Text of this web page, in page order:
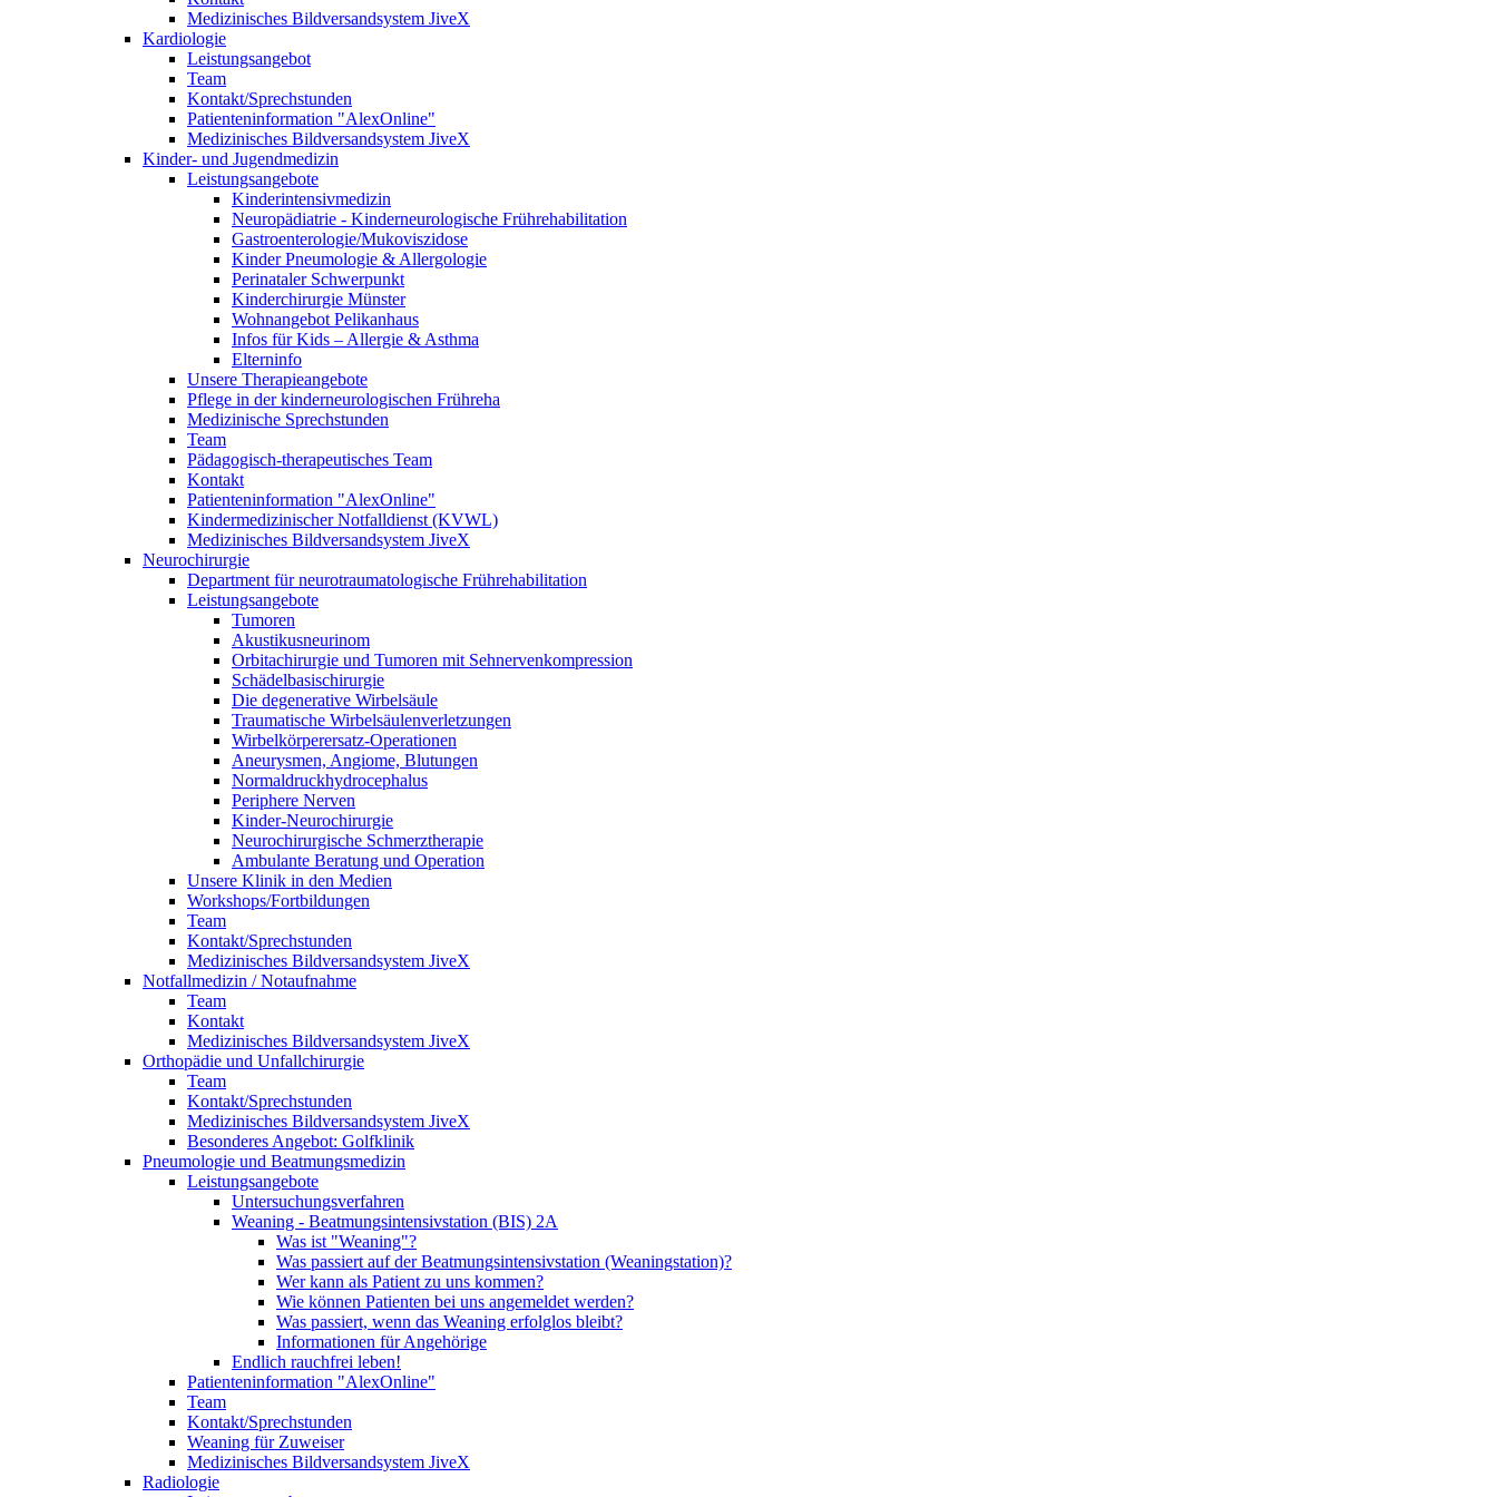
Medizinisches Bildversandsystem JiveX
Kardiologie
Leistungsangebot
Team
Kontakt/Sprechstunden
Patienteninformation "AlexOnline"
Medizinisches Bildversandsystem JiveX
Kinder- und Jugendmedizin
Leistungsangebote
Kinderintensivmedizin
Neuropädiatrie - Kinderneurologische Frührehabilitation
Gastroenterologie/Mukoviszidose
Kinder Pneumologie & Allergologie
Perinataler Schwerpunkt
Kinderchirurgie Münster
Wohnangebot Pelikanhaus
Infos für Kids – Allergie & Asthma
Elterninfo
Unsere Therapieangebote
Pflege in der kinderneurologischen Frühreha
Medizinische Sprechstunden
Team
Pädagogisch-therapeutisches Team
Kontakt
Patienteninformation "AlexOnline"
Kindermedizinischer Notfalldienst (KVWL)
Medizinisches Bildversandsystem JiveX
Neurochirurgie
Department für neurotraumatologische Frührehabilitation
Leistungsangebote
Tumoren
Akustikusneurinom
Orbitachirurgie und Tumoren mit Sehnervenkompression
Schädelbasischirurgie
Die degenerative Wirbelsäule
Traumatische Wirbelsäulenverletzungen
Wirbelkörperersatz-Operationen
Aneurysmen, Angiome, Blutungen
Normaldruckhydrocephalus
Periphere Nerven
Kinder-Neurochirurgie
Neurochirurgische Schmerztherapie
Ambulante Beratung und Operation
Unsere Klinik in den Medien
Workshops/Fortbildungen
Team
Kontakt/Sprechstunden
Medizinisches Bildversandsystem JiveX
Notfallmedizin / Notaufnahme
Team
Kontakt
Medizinisches Bildversandsystem JiveX
Orthopädie und Unfallchirurgie
Team
Kontakt/Sprechstunden
Medizinisches Bildversandsystem JiveX
Besonderes Angebot: Golfklinik
Pneumologie und Beatmungsmedizin
Leistungsangebote
Untersuchungsverfahren
Weaning - Beatmungsintensivstation (BIS) 2A
Was ist "Weaning"?
Was passiert auf der Beatmungsintensivstation (Weaningstation)?
Wer kann als Patient zu uns kommen?
Wie können Patienten bei uns angemeldet werden?
Was passiert, wenn das Weaning erfolglos bleibt?
Informationen für Angehörige
Endlich rauchfrei leben!
Patienteninformation "AlexOnline"
Team
Kontakt/Sprechstunden
Weaning für Zuweiser
Medizinisches Bildversandsystem JiveX
Radiologie